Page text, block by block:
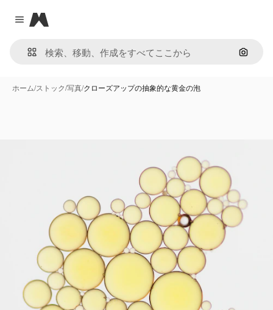
Close menu
Magnific
画像で
ホーム/ストック/写真/クローズアップの抽象的な黄金の泡